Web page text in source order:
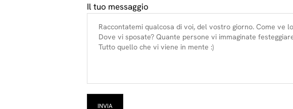
Il tuo messaggio